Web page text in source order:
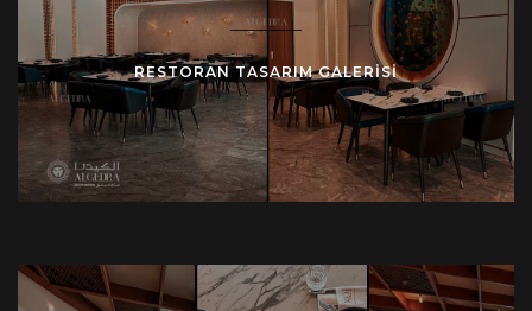
RESTORAN TASARIM GALERISI